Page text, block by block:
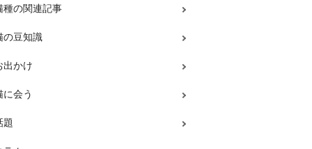
種の関連記事
の豆知識
出かけ
に会う
題